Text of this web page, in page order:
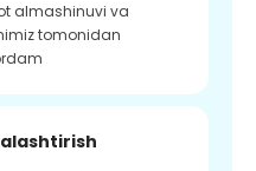
almashinuvi va
tomonidan